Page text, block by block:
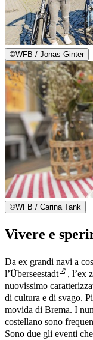
©WFB / Jonas Ginter
©WFB / Carina Tank
Vivere e
Da ex grandi navi a
l’Überseestadt
, l’ex
nuovissimo
di cultura e di svago.
movida di Brema. I
costellano sono
Sono due gli eventi